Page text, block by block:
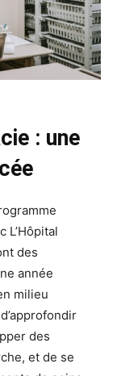
: une
L’Hôpital
des
année
milieu
des
et de se